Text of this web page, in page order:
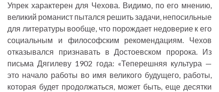
Упрек характерен для Чехова. Видимо, по его мнению,
великий романист пытался решить задачи, непосильные
для литературы вообще, что порождает недоверие к его
социальным и философским рекомендациям. Чехов
отказывался признавать в Достоевском пророка. Из
письма Дягилеву 1902 года: «Теперешняя культура —
это начало работы во имя великого будущего, работы,
которая будет продолжаться, может быть, еще десятки